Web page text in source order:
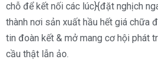
chỗ để kết nối các lúc}{đặt nghịch
thành nơi sản xuất hầu hết giá chữa
tin đoàn kết & mở mang cơ hội phát
cầu thật lẫn ảo.